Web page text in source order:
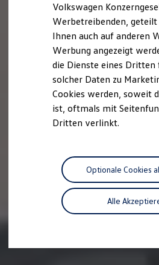
Förderung & Kosten der
Autonomes Fahren
Mehr zum ID. Buzz
Online Beratung
California Club
California Magazin &
Vanlife
California App
California Lifestyle &
Übernachten im California
Unternehmen
Karriere
Nachhaltigkeit
Volkswagen
Werbetreibenden, geteilt
Ihnen auch auf anderen
Werbung angezeigt
die Dienste eines
solcher Daten zu
Cookies werden, soweit
ist, oftmals mit
Dritten verlinkt.
Alle
Optionale Cookies